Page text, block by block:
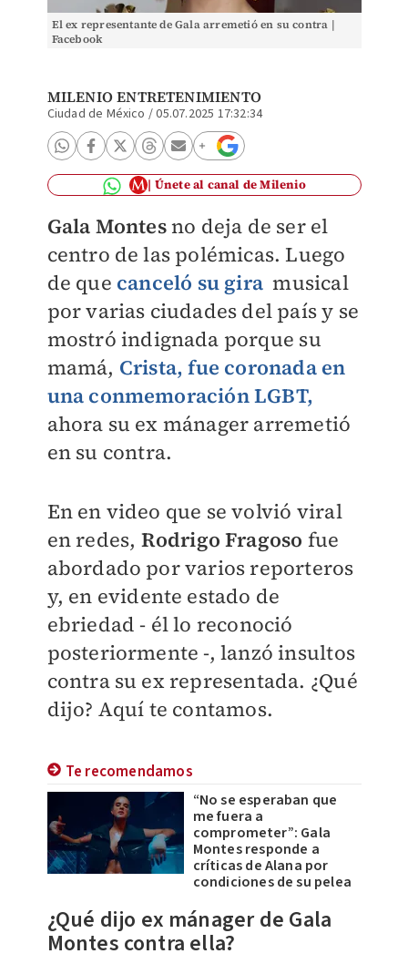
El ex representante de Gala arremetió en su contra |
Facebook
MILENIO ENTRETENIMIENTO
Ciudad de México /05.07.2025 17:32:34
Únete al canal de Milenio
Gala Montesno deja de ser el
centro de las polémicas. Luego
de que canceló su gira musical
por varias ciudades del país y se
mostró indignada porque su
mamá, Crista, fue coronada en
una conmemoración LGBT,
ahora su ex mánager arremetió
en su contra.
En en video que se volvió viral
en redes, Rodrigo Fragoso fue
abordado por varios reporteros
y, en evidente estado de
ebriedad - él lo reconoció
posteriormente -, lanzó insultos
contra su ex representada. ¿Qué
dijo? Aquí te contamos.
Te recomendamos
“No se esperaban que
me fuera a
comprometer”: Gala
Montes responde a
críticas de Alana por
condiciones de su pelea
¿Qué dijo ex mánager de Gala
Montes contra ella?